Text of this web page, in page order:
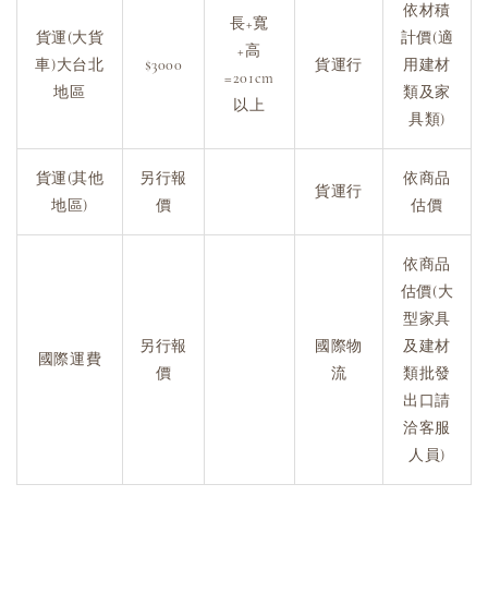
貨運(大貨
車)大台北
地區
$3000
長+寬
+高
=201cm
以上
貨運行
依材積
計價(適
用建材
類及家
具類)
貨運(其他
地區)
另行報
價
貨運行
依商品
估價
國際運費
另行報
價
國際物
流
依商品
估價(大
型家具
及建材
類批發
出口請
洽客服
人員)